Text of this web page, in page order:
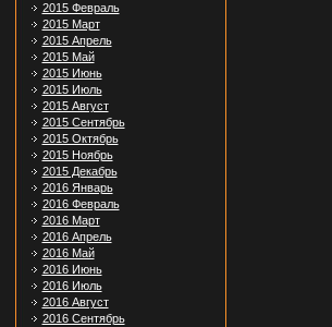
2015 Февраль
2015 Март
2015 Апрель
2015 Май
2015 Июнь
2015 Июль
2015 Август
2015 Сентябрь
2015 Октябрь
2015 Ноябрь
2015 Декабрь
2016 Январь
2016 Февраль
2016 Март
2016 Апрель
2016 Май
2016 Июнь
2016 Июль
2016 Август
2016 Сентябрь